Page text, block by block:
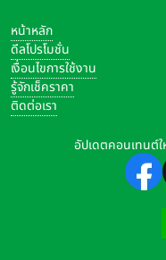
หน้าหลัก
ดีลโปรโมชั่น
เงื่อนไขการใช้งาน
รู้จักเช็คราคา
ติดต่อเรา
อัปเดตคอนเทนต์